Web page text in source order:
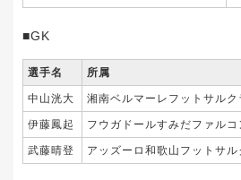
■GK
選手名 所属
中山洸大 湘南ベルマーレフットサル
伊藤鳳起 フウガドールすみだファルコ
武藤晴登 アッズーロ和歌山フットサル